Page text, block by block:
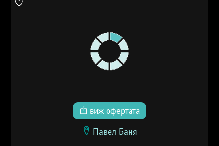
виж офертата
Павел Баня